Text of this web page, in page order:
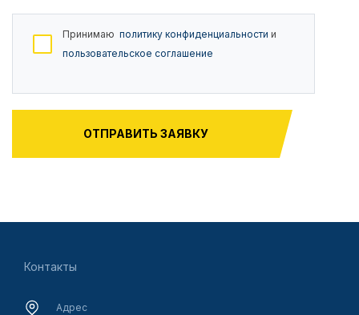
Принимаю политику конфиденциальности и
пользовательское соглашение
Контакты
Адрес